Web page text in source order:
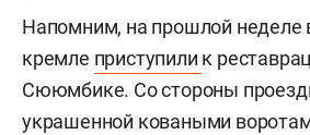
Напомним, на прошлой неделе
кремле приступили к
Сююмбике. Со стороны
украшенной коваными